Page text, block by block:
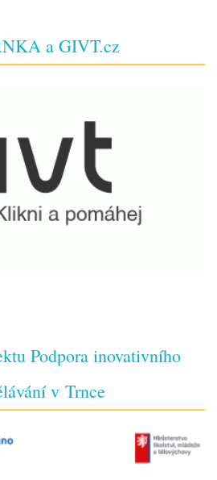
a GIVT.cz
Podpora inovativního
v Trnce